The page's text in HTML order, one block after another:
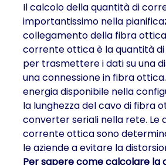
Il calcolo della quantità di
importantissimo nella
collegamento della fibra
corrente ottica è la quantità
per trasmettere i dati su una
una connessione in fibra
energia disponibile nella
la lunghezza del cavo di fibra
converter seriali nella rete. Le
corrente ottica sono
le aziende a evitare la
Per sapere come calcolare la